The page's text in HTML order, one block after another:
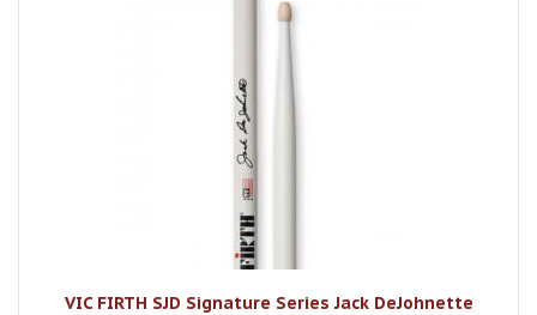
VIC FIRTH SJD Signature Series Jack DeJohnette